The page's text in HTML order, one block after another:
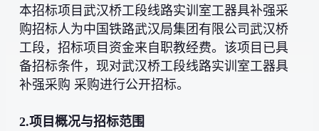
本招标项目武汉桥工段线路实训室工器具补强采
购招标人为中国铁路武汉局集团有限公司武汉桥
工段，招标项目资金来自职教经费。该项目已具
备招标条件，现对武汉桥工段线路实训室工器具
补强采购 采购进行公开招标。
2.项目概况与招标范围